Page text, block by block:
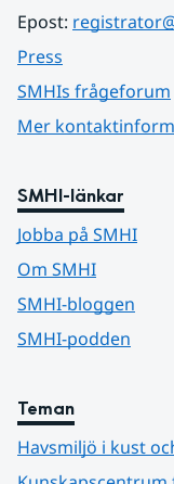
Epost:
Press
SMHIs frågeforum
Mer
SMHI-länkar
Jobba på SMHI
Om SMHI
SMHI-bloggen
SMHI-podden
Teman
Havsmiljö i kust